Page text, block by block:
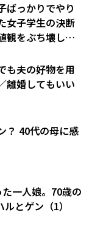
ばっかりでやり
女子学生の決断
観をぶち壊した
も夫の好物を用
離婚してもいい
？ 40代の母に感
一人娘。70歳の
とゲン（1）